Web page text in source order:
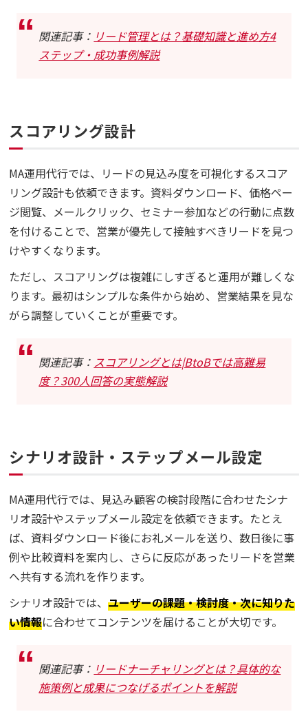
関連記事： リード管理とは？基礎知識と進め方4
ステップ・成功事例解説
スコアリング設計
MA運用代行では、リードの見込み度を可視化するスコア
リング設計も依頼できます。資料ダウンロード、価格ペー
ジ閲覧、メールクリック、セミナー参加などの行動に点数
を付けることで、営業が優先して接触すべきリードを見つ
けやすくなります。
ただし、スコアリングは複雑にしすぎると運用が難しくな
ります。最初はシンプルな条件から始め、営業結果を見な
がら調整していくことが重要です。
関連記事： スコアリングとは|BtoBでは高難易
度？300人回答の実態解説
シナリオ設計・ステップメール設定
MA運用代行では、見込み顧客の検討段階に合わせたシナ
リオ設計やステップメール設定を依頼できます。たとえ
ば、資料ダウンロード後にお礼メールを送り、数日後に事
例や比較資料を案内し、さらに反応があったリードを営業
へ共有する流れを作ります。
シナリオ設計では、ユーザーの課題・検討度・次に知りた
い情報に合わせてコンテンツを届けることが大切です。
関連記事： リードナーチャリングとは？具体的な
施策例と成果につなげるポイントを解説